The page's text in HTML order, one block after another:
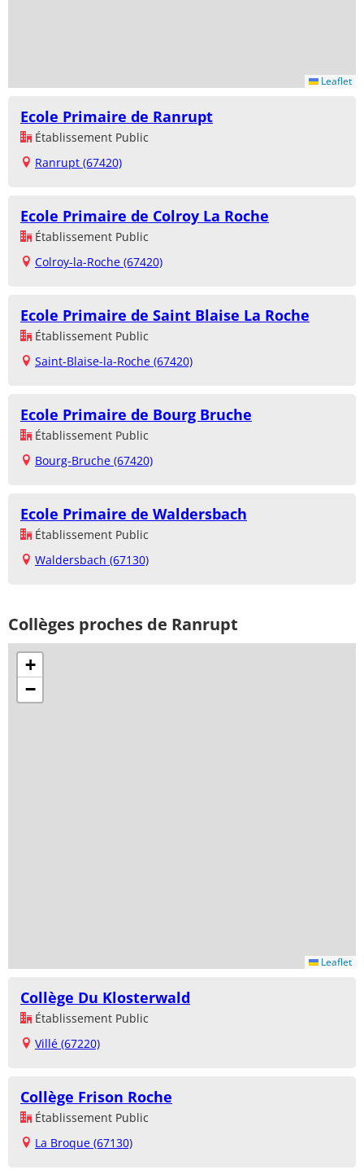
Leaflet
Ecole Primaire de Ranrupt
Établissement Public
Ranrupt (67420)
Ecole Primaire de Colroy La Roche
Établissement Public
Colroy-la-Roche (67420)
Ecole Primaire de Saint Blaise La Roche
Établissement Public
Saint-Blaise-la-Roche (67420)
Ecole Primaire de Bourg Bruche
Établissement Public
Bourg-Bruche (67420)
Ecole Primaire de Waldersbach
Établissement Public
Waldersbach (67130)
Collèges proches de Ranrupt
+
−
Leaflet
Collège Du Klosterwald
Établissement Public
Villé (67220)
Collège Frison Roche
Établissement Public
La Broque (67130)